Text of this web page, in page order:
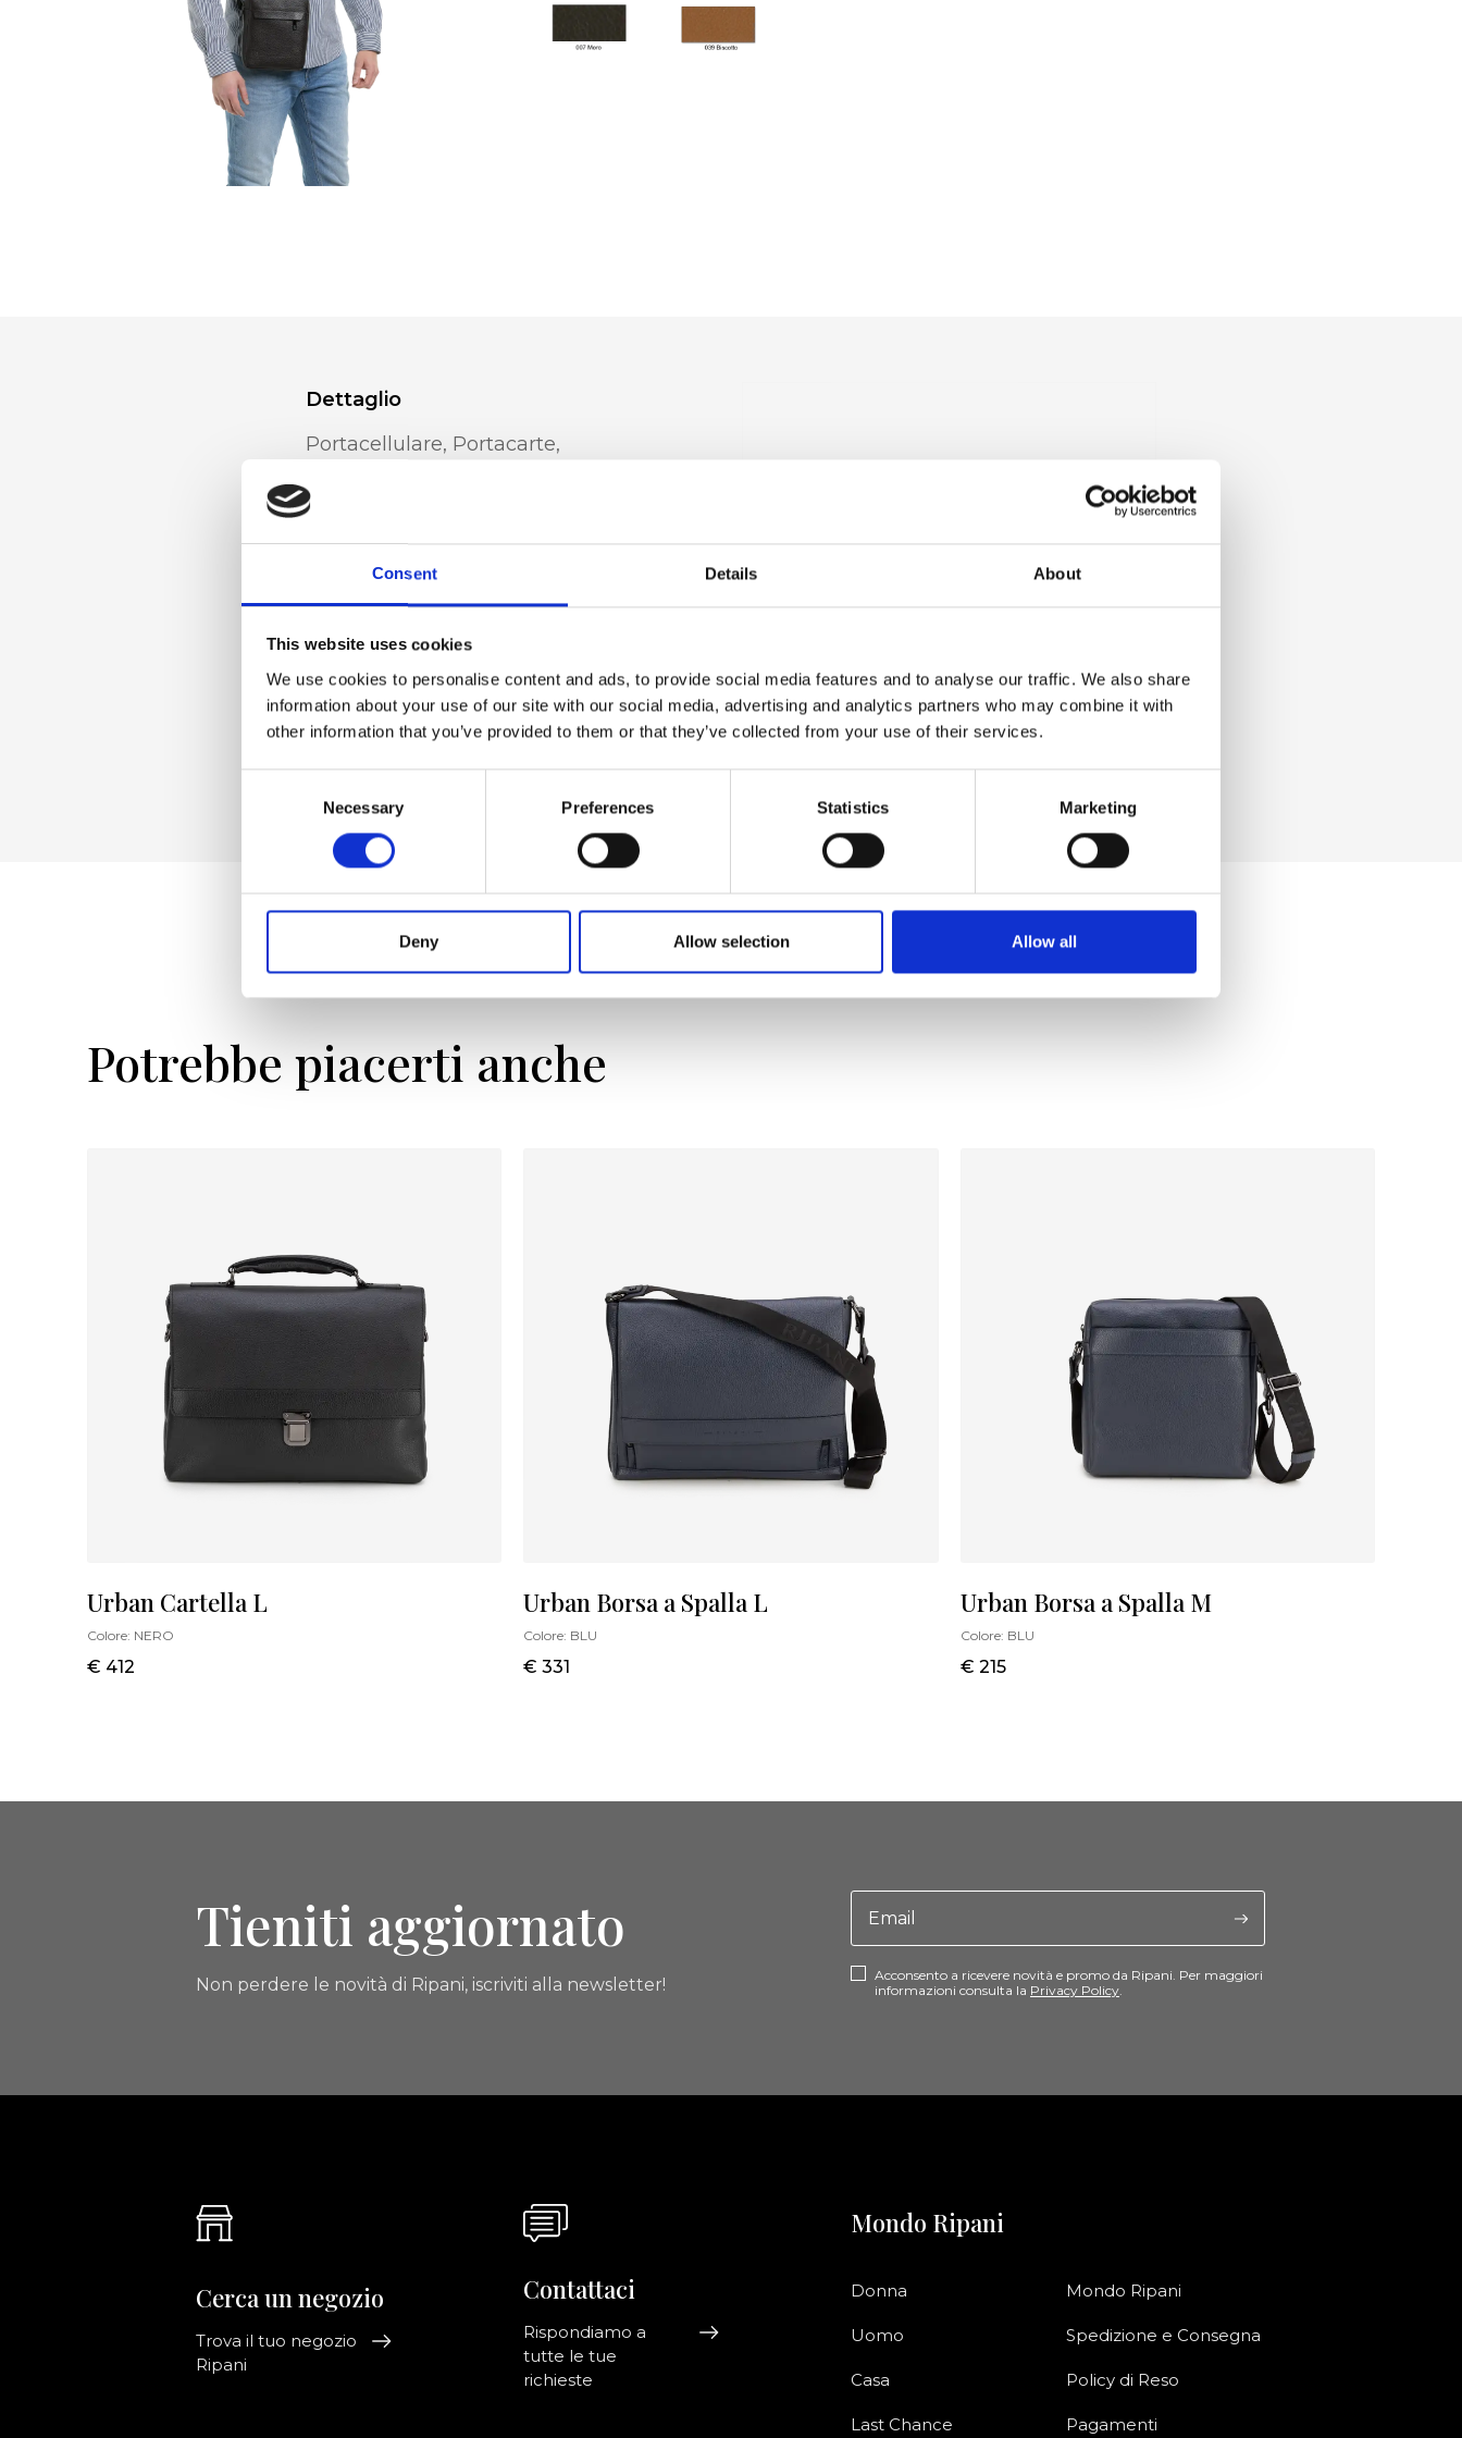
Consent Details About
This website uses cookies
We use cookies to personalise content and ads, to provide social media features and to analyse our traffic. We also share
information about your use of our site with our social media, advertising and analytics partners who may combine it with
other information that you’ve provided to them or that they’ve collected from your use of their services.
Necessary Preferences Statistics Marketing
Deny Allow selection Allow all
Dettaglio
Portacellulare, Portacarte,
Materiale
Vera pelle effetto cervo, Accessori
canna fucile
Dimensione
17 x 23 x 5cm (l x a x p)
Potrebbe piacerti anche
Urban Cartella L
Colore: NERO
€ 412
Urban Borsa a Spalla L
Colore: BLU
€ 331
Urban Borsa a Spalla M
Colore: BLU
€ 215
Tieniti aggiornato
Non perdere le novità di Ripani, iscriviti alla newsletter!
Acconsento a ricevere novità e promo da Ripani. Per maggiori
informazioni consulta la Privacy Policy.
Cerca un negozio
Trova il tuo negozio
Ripani
Contattaci
Rispondiamo a
tutte le tue
richieste
Mondo Ripani
Donna
Uomo
Casa
Last Chance
Mondo Ripani
Spedizione e Consegna
Policy di Reso
Pagamenti